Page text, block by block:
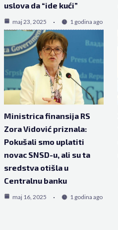
uslova da “ide kući”
maj 23, 2025 1 godina ago
Ministrica finansija RS
Zora Vidović priznala:
Pokušali smo uplatiti
novac SNSD-u, ali su ta
sredstva otišla u
Centralnu banku
maj 16, 2025 1 godina ago